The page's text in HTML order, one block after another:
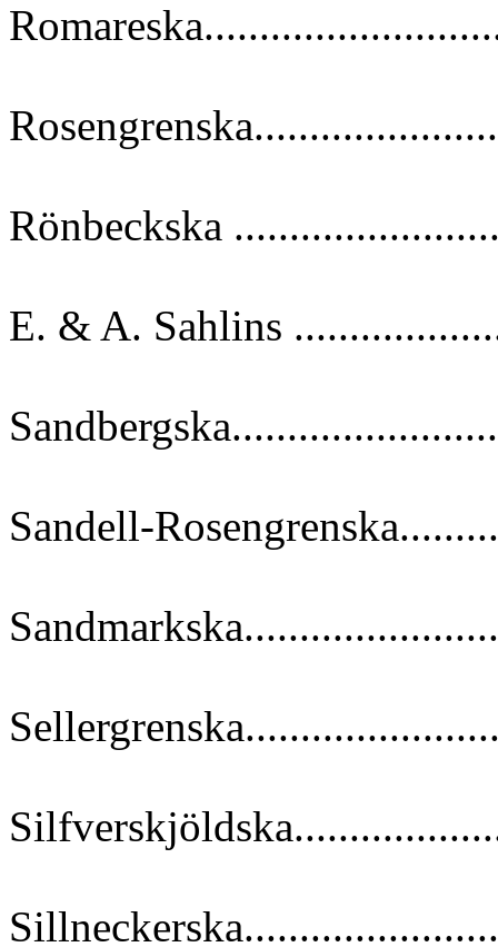
Rönbeckska
E. & A. Sahlins
Sandell-